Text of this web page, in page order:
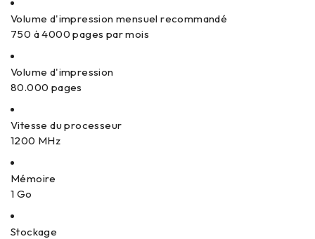
Volume d'impression mensuel recommandé
750 à 4000 pages par mois
Volume d'impression
80.000 pages
Vitesse du processeur
1200 MHz
Mémoire
1 Go
Stockage